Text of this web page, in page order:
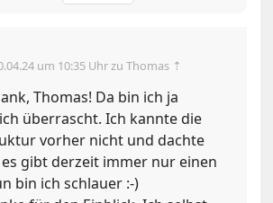
um 10:35 Uhrzu Thomas ⇡
Thomas! Da bin ich ja
überrascht. Ich kannte die
vorher nicht und dachte
gibt derzeit immer nur einen
bin ich schlauer :-)